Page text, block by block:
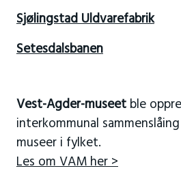
Sjølingstad Uldvarefabrik
Setesdalsbanen
Vest-Agder-museetble
interkommunal
museer i fylket.
Les om VAM her >